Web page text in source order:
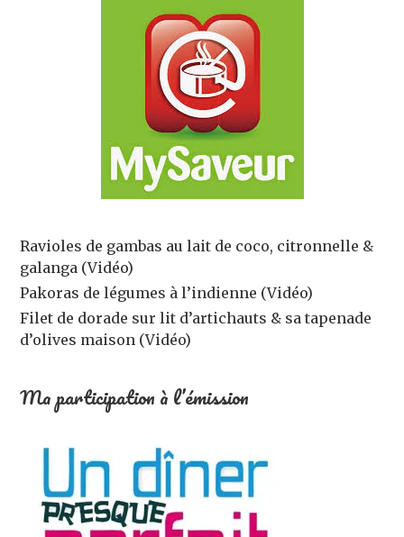
Ravioles de gambas au lait de coco, citronnelle &
galanga (Vidéo)
Pakoras de légumes à l’indienne (Vidéo)
Filet de dorade sur lit d’artichauts & sa tapenade
d’olives maison (Vidéo)
Ma participation à l’émission